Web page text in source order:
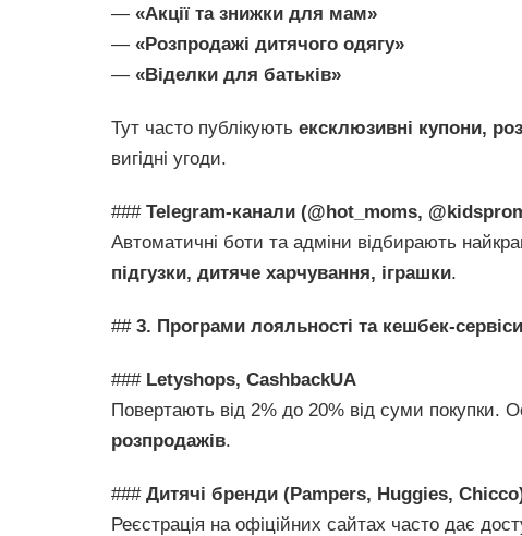
— «Акції та знижки для мам»
— «Розпродажі дитячого одягу»
— «Віделки для батьків»
Тут часто публікують ексклюзивні купони,
вигідні угоди.
### Telegram-канали (@hot_moms,
Автоматичні боти та адміни відбирають
підгузки, дитяче харчування, іграшки.
## 3. Програми лояльності та кешбек-сервіси
### Letyshops, CashbackUA
Повертають від 2% до 20% від суми покупки.
розпродажів.
### Дитячі бренди (Pampers, Huggies,
Реєстрація на офіційних сайтах часто дає